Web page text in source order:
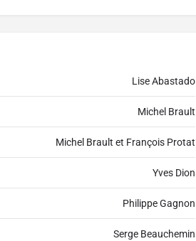
Lise Abastado
Michel Brault
Michel Brault et François Protat
Yves Dion
Philippe Gagnon
Serge Beauchemin